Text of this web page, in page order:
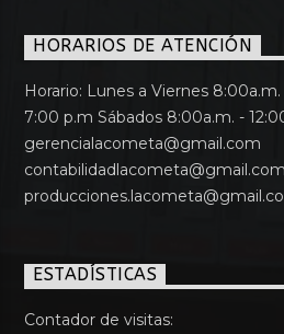
HORARIOS DE ATENCIÓN
Horario: Lunes a Viernes
7:00 p.m Sábados 8:00a.m. -
gerencialacometa@gmail.com
contabilidadlacometa@gmail.com
ESTADÍSTICAS
Contador de visitas: